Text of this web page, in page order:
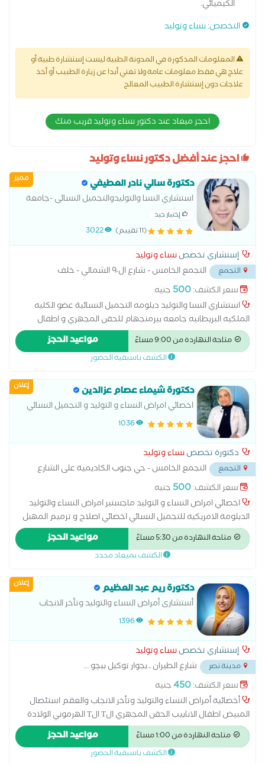
الكيميائي.
التخصص:نساء وتوليد
المعلومات المذكورة في المدونة الطبية ليست إستشارة طبية أو
علاج هي فقط معلومات عامة ولا تغني أبدا عن زيارة الطبيب أو أخذ
علاجات دون إستشارة الطبيب المعالج
احجز ميعاد عند دكتور نساء وتوليد قريب منك
احجز عند أفضل دكتور نساء وتوليد
مميز دكتورة سالي نادر العطيفي
استشاري النسا والتوليدوالتجميل النسائى -جامعة
عين شمس
إختيار جيد
(11 تقييم) 3022
إستشاري تخصصنساء وتوليد
التجمع
التجمع الخامس - شارع ال٩٠ الشمالي - خلف
المستشفي الجوي...سعر الكشف:500 جنيه
استشاري النسا والتوليد دبلومه التجميل النسائية عضو الكليه
الملكيه البريطانيه جامعه بيرمنجهام للحقن المجهري و اطفال
الانابيب متخصصة فى ( الولادة الطبيعية والقيصرية - الربط- وتكيس
المبايض- المناظير - الحقن المجهرى - تجميل النسائى- تاخر الانجاب -
متاحة النهاردة من 9:00 مساءً مواعيد الحجز
الكشف باسبقية الحضور
إعلان دكتورة شيماء عصام عزالدين
اخصائي امراض النساء و التوليد و التجميل النسائي
ماجستير جامعة الاسكندرية دبلومة الامريكية في
1036
دكتورة تخصصنساء وتوليد
التجمع
التجمع الخامس - حي جنوب الكاديمية على الشارع
بين مسجد الشرطه ومسجد حسن الشربتلي
سعر الكشف:500 جنيه
اخصائي امراض النساء و التوليد ماجستير امراض النساء والتوليد
الدبلومة الامريكيه للتجميل النسائي اخصائي اصلاح و ترميم المهبل
ما بعد الولادات الطبيعية علاج التشنج المهبلي علاج تاخر الحمل و
المناظير الجراحيه
متاحة النهاردة من 5:30 مساءً مواعيد الحجز
الكشف بميعاد محدد
إعلان دكتورة ريم عبد العظيم
أستشارى أمراض النساء والتوليد وتأخر الانجاب
والعقم
1396
إستشاري تخصصنساء وتوليد
مدينة نصر شارع الطيران ـ بجوار توكيل بيچو...
سعر الكشف:450جنيه
أخصائية أمراض النساء والتوليد وتأخر الانجاب والعقم استئصال
المبيض اطفال الانابيب الحقن المجهري الT الT الهرموني الولادة
الطبيعية الولادة القيصرية تحليل بطانة الرحم ربط قناة فالوب رعاية
ما قبل الولادة وبعدها سونار سونار ثلاثي الابعاد سونار رباعي الابعاد
عمليات تجميل المهبل عملية استئصال الرحم بالمنظار
متاحة النهاردة من 1:00 مساءً مواعيد الحجز
الكشف باسبقية الحضور